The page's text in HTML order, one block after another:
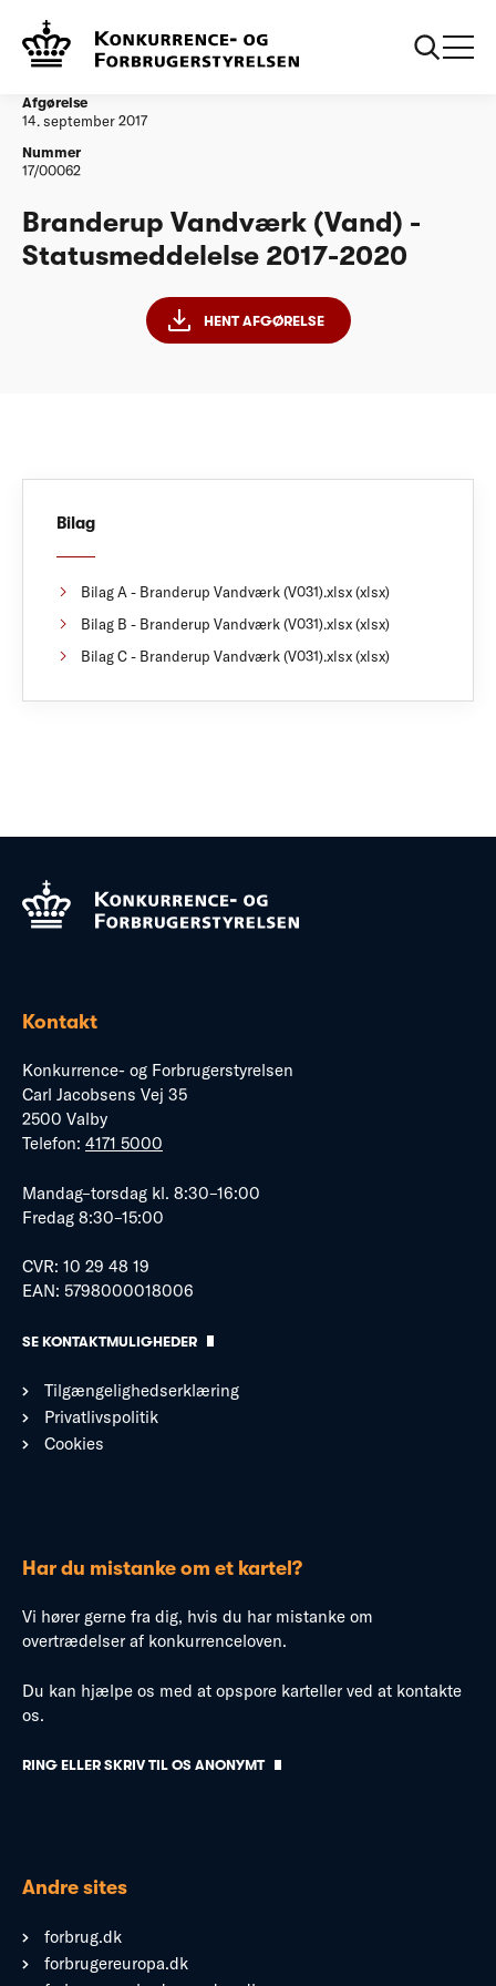
Vandtilsyn
2020
Afgørelse
14. september 2017
Nummer
17/00062
Branderup Vandværk (Vand) -
Statusmeddelelse 2017-2020
HENT AFGØRELSE
Bilag
Bilag A - Branderup Vandværk (V031).xlsx (xlsx)
Bilag B - Branderup Vandværk (V031).xlsx (xlsx)
Bilag C - Branderup Vandværk (V031).xlsx (xlsx)
Kontakt
Konkurrence- og Forbrugerstyrelsen
Carl Jacobsens Vej 35
2500 Valby
Telefon: 4171 5000
Mandag–torsdag kl. 8:30–16:00
Fredag 8:30–15:00
CVR: 10 29 48 19
EAN: 5798000018006
SE KONTAKTMULIGHEDER
Tilgængelighedserklæring
Privatlivspolitik
Cookies
Har du mistanke om et kartel?
Vi hører gerne fra dig, hvis du har mistanke om
overtrædelser af konkurrenceloven.
Du kan hjælpe os med at opspore karteller ved at kontakte
os.
RING ELLER SKRIV TIL OS ANONYMT
Andre sites
forbrug.dk
forbrugereuropa.dk